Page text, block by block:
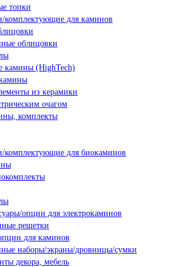
топки
комплектующие для каминов
облицовки
камины (HighTech)
из керамики
очагом
комплекты
комплектующие для биокаминов
опции для электрокаминов
решетки
для каминов
наборы/экраны/дровницы/сумки
декора, мебель